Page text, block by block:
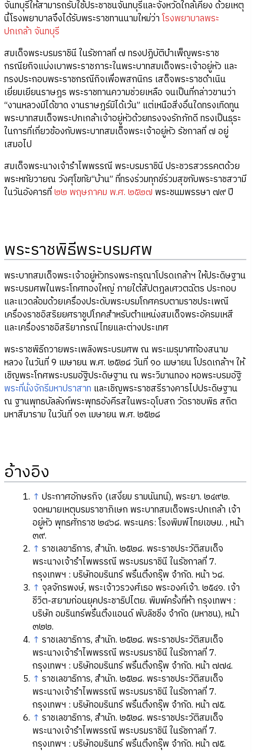
จันทบุรีให้สามารถรับใช้ประชาชนจันทบุรีและจังหวัดใกล้เคียง ด้วยเหตุ
นี้โรงพยาบาลจึงได้รับพระราชทานนามใหม่ว่าโรงพยาบาลพระ
ปกเกล้า จันทบุรี
สมเด็จพระบรมราชินี ในรัชกาลที่ ๗ ทรงปฏิบัติบำเพ็ญพระราช
กรณียกิจแบ่งเบาพระราชภาระในพระบาทสมเด็จพระเจ้าอยู่หัว และ
ทรงประกอบพระราชกรณีกิจเพื่อพสกนิกร เสด็จพระราชดำเนิน
เยี่ยมเยียนราษฎร พระราชทานความช่วยเหลือ จนเป็นที่กล่าวขานว่า
“งานหลวงมิได้ขาด งานราษฎร์มิได้เว้น” แต่เหนือสิ่งอื่นใดทรงเทิดทูน
พระบาทสมเด็จพระปกเกล้าเจ้าอยู่หัวด้วยทรงจงรักภักดี ทรงเป็นธุระ
ในการที่เกี่ยวข้องกับพระบาทสมเด็จพระเจ้าอยู่หัว รัชกาลที่ ๗ อยู่
เสมอไป
สมเด็จพระนางเจ้ารำไพพรรณี พระบรมราชินี ประชวรสวรรคตด้วย
พระหทัยวายณ วังศุโขทัย“บ้าน” ที่ทรงร่วมทุกข์ร่วมสุขกับพระราชสวามี
ในวันอังคารที่๒๒ พฤษภาคม พ.ศ. ๒๕๒๗ พระชนมพรรษา ๗๙ ปี
พระราชพิธีพระบรมศพ
พระบาทสมเด็จพระเจ้าอยู่หัวทรงพระกรุณาโปรดเกล้าฯ ให้ประดิษฐาน
พระบรมศพในพระโกศทองใหญ่ ภายใต้สัปตฎลเศวตฉัตร ประกอบ
และแวดล้อมด้วยเครื่องประดับพระบรมโกศครบตามราชประเพณี
เครื่องราชอิสริยยศราชูปโภคสำหรับตำแหน่งสมเด็จพระอัครมเหสี
และเครื่องราชอิสริยาภรณ์ไทยและต่างประเทศ
พระราชพิธีถวายพระเพลิงพระบรมศพ ณ พระเมรุมาศท้องสนาม
หลวง ในวันที่ 9 เมษายน พ.ศ. ๒๕๒๘ วันที่ ๑๐ เมษายน โปรดเกล้าฯ ให้
เชิญพระโกศพระบรมอัฐิประดิษฐาน ณ พระวิมานทอง หอพระบรมอัฐิ
พระที่นั่งจักรีมหาปราสาท และเชิญพระราชสรีรางคารไปประดิษฐาน
ณ ฐานพุทธบัลลังก์พระพุทธอังคีรสในพระอุโบสถ วัดราชบพิธ สถิต
มหาสีมาราม ในวันที่ ๑๓ เมษายน พ.ศ. ๒๕๒๘
อ้างอิง
↑ ประกาศอักษรกิจ (เสงี่ยม รามนันทน์), พระยา. ๒๔๙๒.
จดหมายเหตุบรมราชาภิเษก พระบาทสมเด็จพระปกเกล้า เจ้า
อยู่หัว พุทธศักราช ๒๔๖๘. พระนคร: โรงพิมพ์ไทยเขษม. , หน้า
๓๙.
↑ ราชเลขาธิการ, สำนัก. ๒๕๒๘. พระราชประวัติสมเด็จ
พระนางเจ้ารำไพพรรณี พระบรมราชินี ในรัชกาลที่ 7.
กรุงเทพฯ : บริษัทอมรินทร์ พริ้นติ้งกรุ๊พ จำกัด. หน้า ๖๘.
↑ จุลจักรพงษ์, พระเจ้าวรวงศ์เธอ พระองค์เจ้า. ๒๕๔๑. เจ้า
ชีวิต-สยามก่อนยุคประชาธิปไตย. พิมพ์ครั้งที่ห้า กรุงเทพฯ :
บริษัท อมรินทร์พริ้นติ้งแอนด์ พับลิชชิ่ง จำกัด (มหาชน), หน้า
๓๒๒.
↑ ราชเลขาธิการ, สำนัก. ๒๕๒๘. พระราชประวัติสมเด็จ
พระนางเจ้ารำไพพรรณี พระบรมราชินี ในรัชกาลที่ 7.
กรุงเทพฯ : บริษัทอมรินทร์ พริ้นติ้งกรุ๊พ จำกัด. หน้า ๗๗๔.
↑ ราชเลขาธิการ, สำนัก. ๒๕๒๘. พระราชประวัติสมเด็จ
พระนางเจ้ารำไพพรรณี พระบรมราชินี ในรัชกาลที่ 7.
กรุงเทพฯ : บริษัทอมรินทร์ พริ้นติ้งกรุ๊พ จำกัด. หน้า ๗๕.
↑ ราชเลขาธิการ, สำนัก. ๒๕๒๘. พระราชประวัติสมเด็จ
พระนางเจ้ารำไพพรรณี พระบรมราชินี ในรัชกาลที่ 7.
กรุงเทพฯ : บริษัทอมรินทร์ พริ้นติ้งกรุ๊พ จำกัด. หน้า ๗๕.